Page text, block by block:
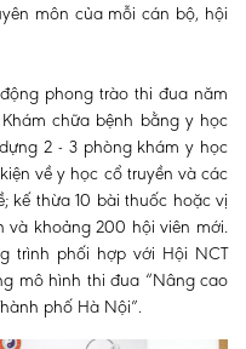
môn của mỗi cán bộ, hội
phong trào thi đua năm
chữa bệnh bằng y học
2 - 3 phòng khám y học
về y học cổ truyền và các
kế thừa 10 bài thuốc hoặc vị
và khoảng 200 hội viên mới.
trình phối hợp với Hội NCT
mô hình thi đua “Nâng cao
phố Hà Nội”.